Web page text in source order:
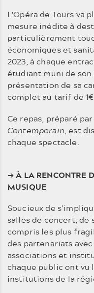
L'Opéra de Tours va
mesure inédite à
particulièrement
économiques et
2023, à chaque
étudiant muni de
présentation de sa
complet au tarif de
Ce repas, préparé
Contemporain, est
chaque spectacle.
➔À LA RENCONTRE
MUSIQUE
Soucieux de
salles de concert, de
compris les plus
des partenariats
associations et
chaque public ont vu
institutions de la